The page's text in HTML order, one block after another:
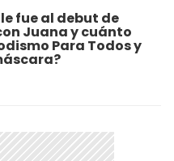
fue al debut de
Juana y cuánto
Para Todos y